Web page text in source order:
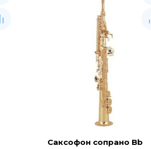
Саксофон сопрано Bb